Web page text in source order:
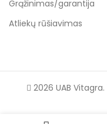
Grąžinimas/garantija
Atliekų rūšiavimas
2026 UAB